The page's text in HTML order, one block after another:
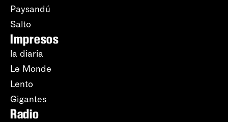
Paysandú
Salto
Impresos
la diaria
Le Monde
Lento
Gigantes
Radio